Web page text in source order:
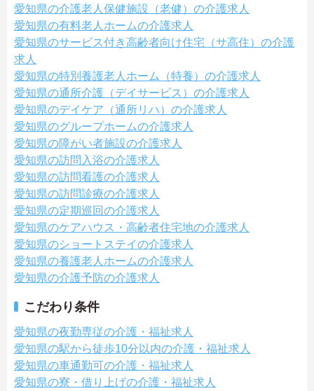
愛知県の介護老人保健施設（老健）の介護求人
愛知県の有料老人ホームの介護求人
愛知県のサービス付き高齢者向け住宅（サ高住）の介護
求人
愛知県の特別養護老人ホーム（特養）の介護求人
愛知県の通所介護（デイサービス）の介護求人
愛知県のデイケア（通所リハ）の介護求人
愛知県のグループホームの介護求人
愛知県の障がい者施設の介護求人
愛知県の訪問入浴の介護求人
愛知県の訪問看護の介護求人
愛知県の訪問診療の介護求人
愛知県の定期巡回の介護求人
愛知県のケアハウス・高齢者住宅地の介護求人
愛知県のショートステイの介護求人
愛知県の養護老人ホームの介護求人
愛知県の介護予防の介護求人
こだわり条件
愛知県の夜勤専従の介護・福祉求人
愛知県の駅から徒歩10分以内の介護・福祉求人
愛知県の車通勤可の介護・福祉求人
愛知県の寮・借り上げの介護・福祉求人